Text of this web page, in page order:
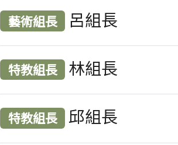
藝術組長 呂組長
特教組長 林組長
特教組長 邱組長